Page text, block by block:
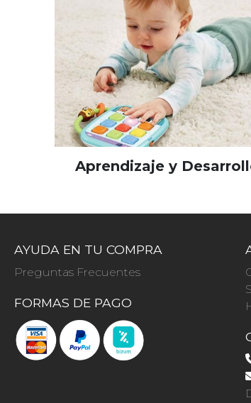
Aprendizaje y
AYUDA EN TU COMPRA
Preguntas Frecuentes
FORMAS DE PAGO